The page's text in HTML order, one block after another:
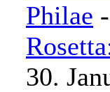
Philae
30.